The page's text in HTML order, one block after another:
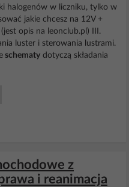
halogenów w liczniku, tylko w
jakie chcesz na 12V +
opis na leonclub.pl) III.
luster i sterowania lustrami.
schematy dotyczą składania
z
i reanimacja